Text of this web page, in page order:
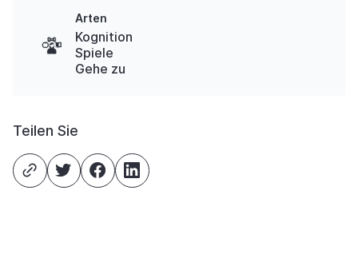
Arten
Kognition
Spiele
Gehe zu
Teilen Sie